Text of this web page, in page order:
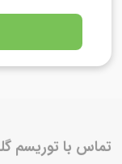
تماس با توریسم